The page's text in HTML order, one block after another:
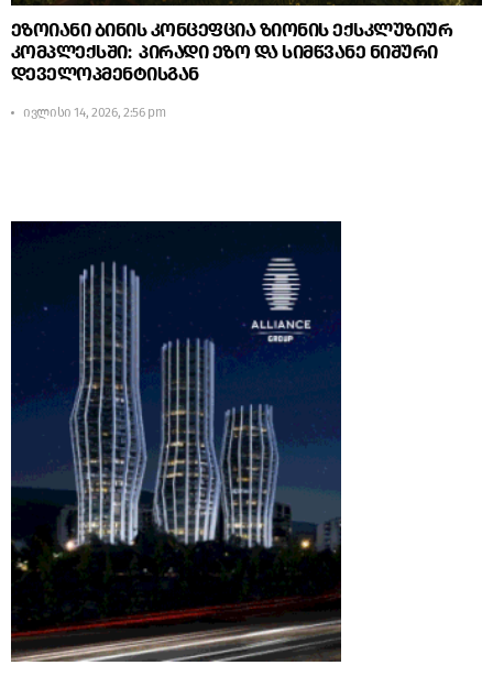
ეზოიანი ბინის კონცეფცია ზიონის ექსკლუზიურ
კომპლექსში: პირადი ეზო და სიმწვანე ნიშური
დეველოპმენტისგან
ივლისი 14, 2026, 2:56 pm